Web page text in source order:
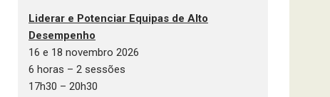
Liderar e Potenciar Equipas de Alto
Desempenho
16 e 18 novembro 2026
6 horas – 2 sessões
17h30 – 20h30